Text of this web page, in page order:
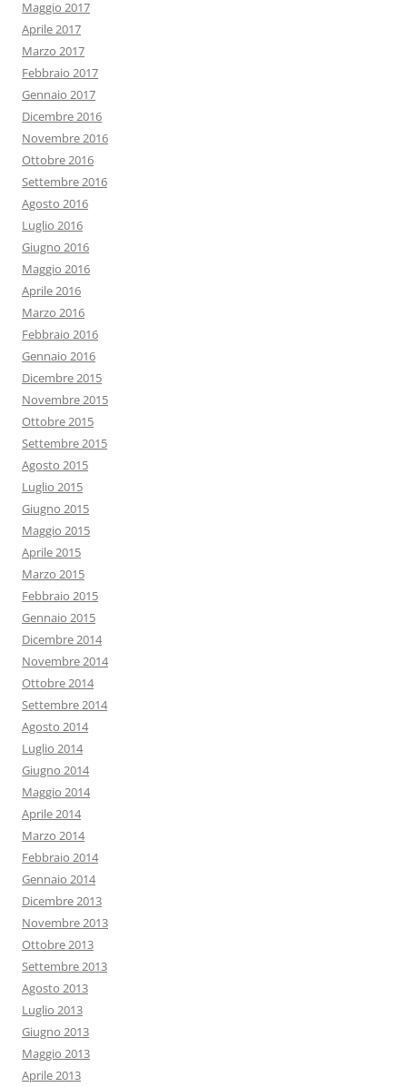
Maggio 2017
Aprile 2017
Marzo 2017
Febbraio 2017
Gennaio 2017
Dicembre 2016
Novembre 2016
Ottobre 2016
Settembre 2016
Agosto 2016
Luglio 2016
Giugno 2016
Maggio 2016
Aprile 2016
Marzo 2016
Febbraio 2016
Gennaio 2016
Dicembre 2015
Novembre 2015
Ottobre 2015
Settembre 2015
Agosto 2015
Luglio 2015
Giugno 2015
Maggio 2015
Aprile 2015
Marzo 2015
Febbraio 2015
Gennaio 2015
Dicembre 2014
Novembre 2014
Ottobre 2014
Settembre 2014
Agosto 2014
Luglio 2014
Giugno 2014
Maggio 2014
Aprile 2014
Marzo 2014
Febbraio 2014
Gennaio 2014
Dicembre 2013
Novembre 2013
Ottobre 2013
Settembre 2013
Agosto 2013
Luglio 2013
Giugno 2013
Maggio 2013
Aprile 2013